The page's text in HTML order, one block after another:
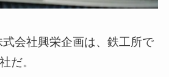
式会社興栄企画は、鉄工所で
だ。